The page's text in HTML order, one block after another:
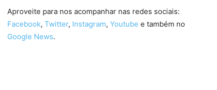
Aproveite para nos acompanhar nas redes sociais:
Facebook, Twitter, Instagram, Youtube e também no
Google News.